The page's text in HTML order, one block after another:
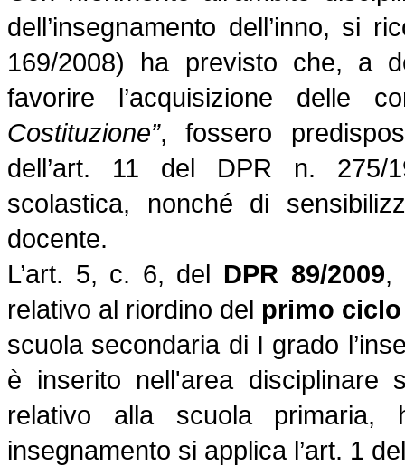
dell’insegnamento dell’inno, si
169/2008) ha previsto che, a
favorire l’acquisizione delle
Costituzione”, fossero
dell’art. 11 del DPR n. 275/
scolastica, nonché di
docente.
L’art. 5, c. 6, del DPR 89/2009,
relativo al riordino del primo ciclo
scuola secondaria di I grado
è inserito nell'area disciplinare
relativo alla scuola
insegnamento si applica l’art. 1